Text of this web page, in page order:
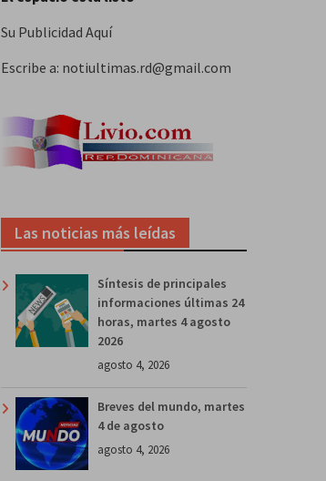
Su Publicidad Aquí
Escribe a: notiultimas.rd@gmail.com
Las noticias más leídas
Síntesis de principales
informaciones últimas 24
horas, martes 4 agosto
2026
agosto 4, 2026
Breves del mundo, martes
4 de agosto
agosto 4, 2026